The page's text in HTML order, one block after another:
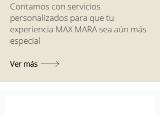
Contamos con servicios
personalizados para que tu
experiencia MAX MARA sea aún más
especial
Ver más